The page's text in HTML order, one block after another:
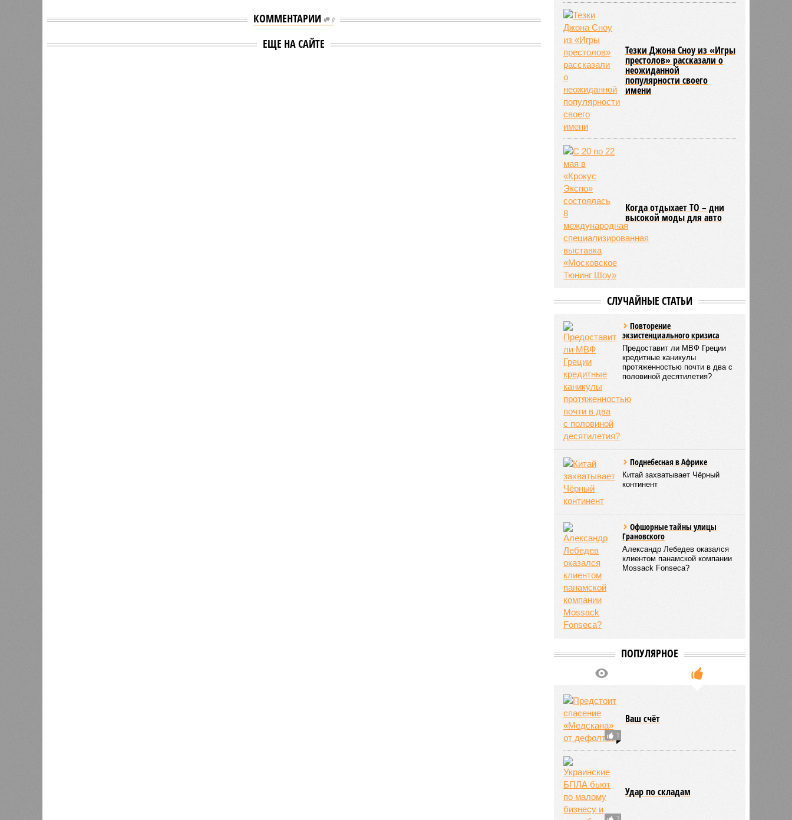
КОММЕНТАРИИ 0
ЕЩЕ НА САЙТЕ Тезки Джона Сноу из «Игры
престолов» рассказали о
неожиданной
популярности своего
имени
Когда отдыхает ТО – дни
высокой моды для авто
СЛУЧАЙНЫЕ СТАТЬИ
Повторение
экзистенциального кризиса
Предоставит ли МВФ Греции
кредитные каникулы
протяженностью почти в два с
половиной десятилетия?
Поднебесная в Африке
Китай захватывает Чёрный
континент
Офшорные тайны улицы
Грановского
Александр Лебедев оказался
клиентом панамской компании
Mossack Fonseca?
ПОПУЛЯРНОЕ
1
Ваш счёт
Удар по складам